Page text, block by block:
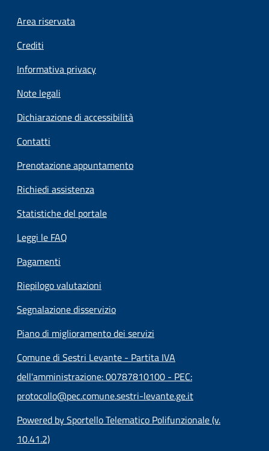
Footer menu
Area riservata
Crediti
Informativa privacy
Note legali
Dichiarazione di accessibilità
Contatti
Prenotazione appuntamento
Richiedi assistenza
Statistiche del portale
Leggi le FAQ
Pagamenti
Riepilogo valutazioni
Segnalazione disservizio
Piano di miglioramento dei servizi
Comune di Sestri Levante - Partita IVA
dell'amministrazione: 00787810100 - PEC:
protocollo@pec.comune.sestri-levante.ge.it
Powered by Sportello Telematico Polifunzionale (v.
10.41.2)